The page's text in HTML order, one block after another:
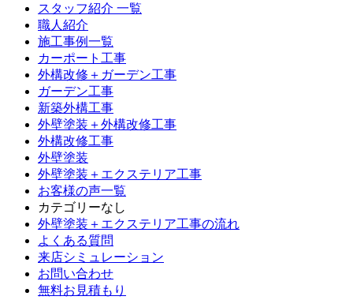
スタッフ紹介 一覧
職人紹介
施工事例一覧
カーポート工事
外構改修＋ガーデン工事
ガーデン工事
新築外構工事
外壁塗装＋外構改修工事
外構改修工事
外壁塗装
外壁塗装＋エクステリア工事
お客様の声一覧
カテゴリーなし
外壁塗装＋エクステリア工事の流れ
よくある質問
来店シミュレーション
お問い合わせ
無料お見積もり